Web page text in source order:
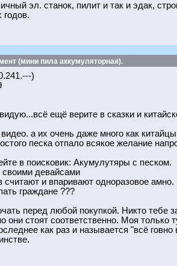
эл. станок, пилит и так и эдак,
годов.
(мини пила аккумуляторная).
)
ещё верите в сказки и
а их очень даже много как
песка отпало всякое желание
в поисковик: Акумулутяры с песком.
девайсами
считают и впаривают одноразовое амно.
граждане ???
перед любой покупкой. Никто тебе
они стоят соответственно. Моя
как раз и называется "всё